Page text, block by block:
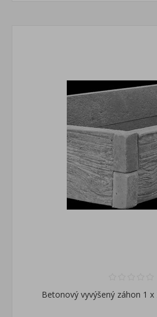
Betonový vyvýšený záhon 1